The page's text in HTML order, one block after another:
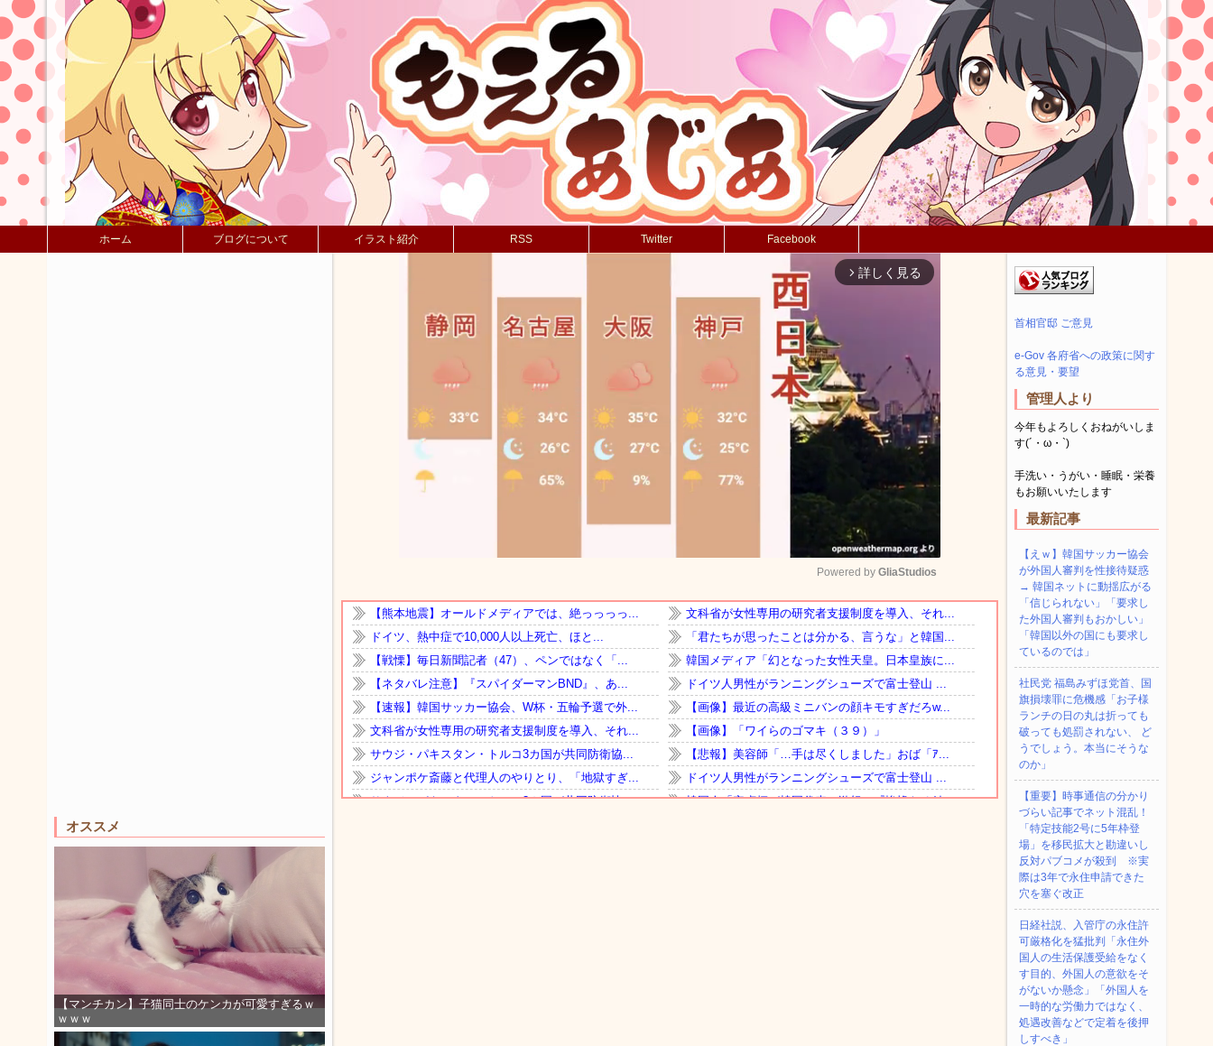
ホーム ブログについて イラスト紹介 RSS Twitter Facebook
オススメ
【マンチカン】子猫同士のケンカが可愛すぎるｗ
ｗｗｗ
arrow_forward_ios 詳しく見る
Mute
Powered by GliaStudios
首相官邸 ご意見
e-Gov 各府省への政策に関す
る意見・要望
管理人より
今年もよろしくおねがいしま
す(´・ω・`)
手洗い・うがい・睡眠・栄養
もお願いいたします
最新記事
【えｗ】韓国サッカー協会
が外国人審判を性接待疑惑
→ 韓国ネットに動揺広がる
「信じられない」「要求し
た外国人審判もおかしい」
「韓国以外の国にも要求し
ているのでは」
社民党 福島みずほ党首、国
旗損壊罪に危機感「お子様
ランチの日の丸は折っても
破っても処罰されない、 ど
うでしょう。本当にそうな
のか」
【重要】時事通信の分かり
づらい記事でネット混乱！
「特定技能2号に5年枠登
場」を移民拡大と勘違いし
反対パブコメが殺到 ※実
際は3年で永住申請できた
穴を塞ぐ改正
日経社説、入管庁の永住許
可厳格化を猛批判「永住外
国人の生活保護受給をなく
す目的、外国人の意欲をそ
がないか懸念」「外国人を
一時的な労働力ではなく、
処遇改善などで定着を後押
しすべき」